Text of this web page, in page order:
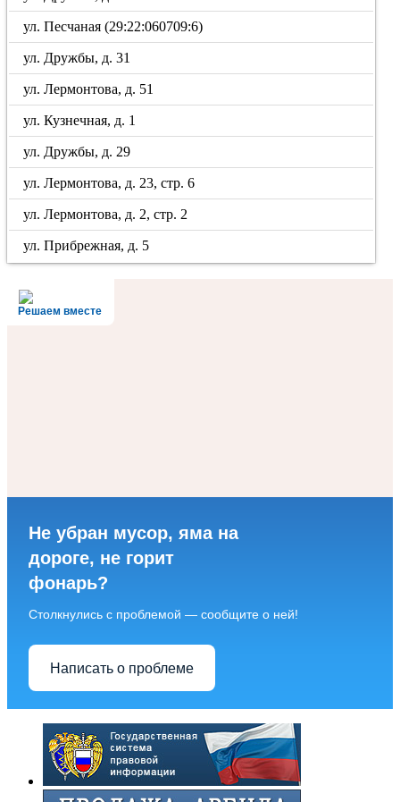
ул. Песчаная (29:22:060709:6)
ул. Дружбы, д. 31
ул. Лермонтова, д. 51
ул. Кузнечная, д. 1
ул. Дружбы, д. 29
ул. Лермонтова, д. 23, стр. 6
ул. Лермонтова, д. 2, стр. 2
ул. Прибрежная, д. 5
Решаем вместе
Не убран мусор, яма на
дороге, не горит
фонарь?
Столкнулись с проблемой — сообщите о ней!
Написать о проблеме